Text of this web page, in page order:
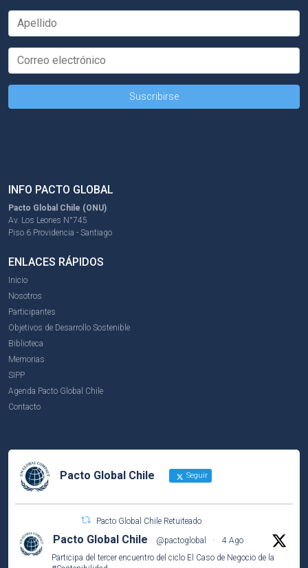
INFO PACTO GLOBAL
Pacto Global Chile (ONU)
Av. Los Leones N°745
Piso 6 Providencia - Santiago
ENLACES RÁPIDOS
Inicio
Nosotros
Participantes
Objetivos de Desarrollo Sostenible
Biblioteca
Memorias
SIPP
Agenda Pacto Global Chile
Contacto
Pacto Global Chile Seguir
Pacto Global Chile Retuiteado
Pacto Global Chile @pactoglobal ·
4 Ago
Participa del tercer encuentro del ciclo El Caso de Negocio de la